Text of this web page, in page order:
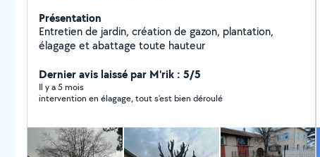
Présentation
Entretien de jardin, création de gazon, plantation,
élagage et abattage toute hauteur
Dernier avis laissé par M'rik : 5/5
Il y a 5 mois
intervention en élagage, tout s’est bien déroulé